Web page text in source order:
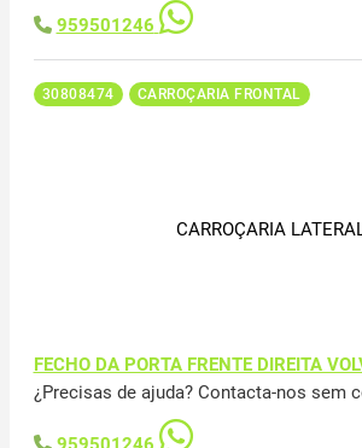
959501246
30808474 CARROÇARIA FRONTAL
CARROÇARIA
FECHO DA PORTA FRENTE DIREITA
¿Precisas de ajuda? Contacta-nos sem